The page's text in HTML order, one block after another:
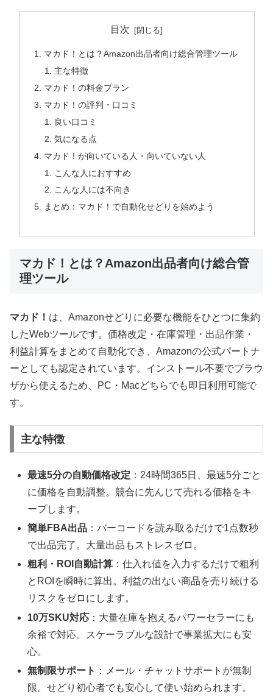
目次
マカド！とは？Amazon出品者向け総合管理ツール
主な特徴
マカド！の料金プラン
マカド！の評判・口コミ
良い口コミ
気になる点
マカド！が向いている人・向いていない人
こんな人におすすめ
こんな人には不向き
まとめ：マカド！で自動化せどりを始めよう
マカド！とは？Amazon出品者向け総合管
理ツール
マカド！ は、Amazonせどりに必要な機能をひとつに集約
したWebツールです。価格改定・在庫管理・出品作業・
利益計算をまとめて自動化でき、Amazonの公式パートナ
ーとしても認定されています。インストール不要でブラウ
ザから使えるため、PC・Macどちらでも即日利用可能で
す。
主な特徴
最速5分の自動価格改定 ：24時間365日、最速5分ごと
に価格を自動調整。競合に先んじて売れる価格をキ
ープします。
簡単FBA出品 ：バーコードを読み取るだけで1点数秒
で出品完了。大量出品もストレスゼロ。
粗利・ROI自動計算 ：仕入れ値を入力するだけで粗利
とROIを瞬時に算出。利益の出ない商品を売り続ける
リスクをゼロにします。
10万SKU対応 ：大量在庫を抱えるパワーセラーにも
余裕で対応。スケーラブルな設計で事業拡大にも安
心。
無制限サポート ：メール・チャットサポートが無制
限。せどり初心者でも安心して使い始められます。